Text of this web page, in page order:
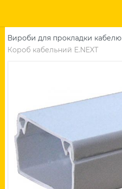
Вироби для прокладки кабелю
Короб кабельний E.NEXT